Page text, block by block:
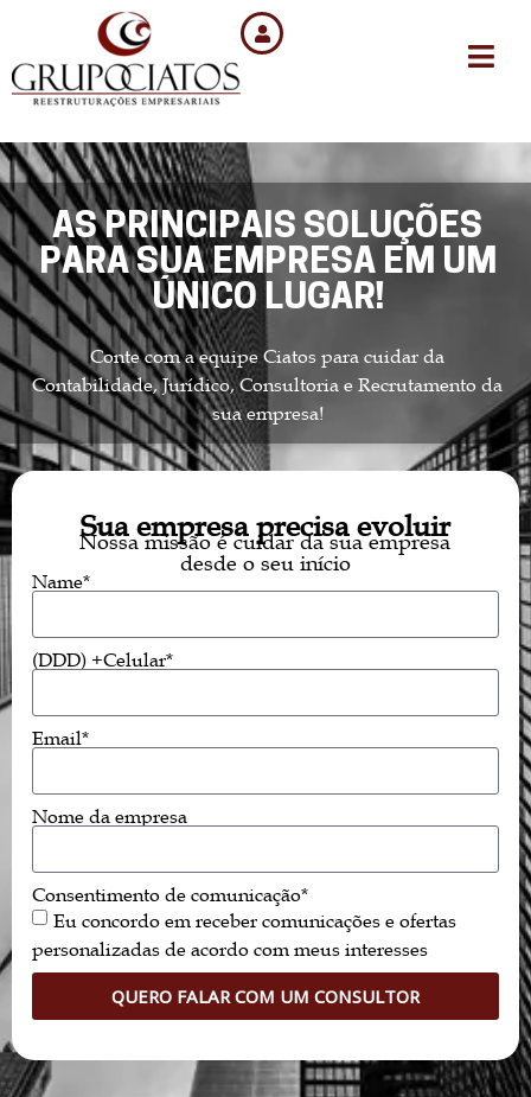
AS PRINCIPAIS SOLUÇÕES
PARA SUA EMPRESA EM UM
ÚNICO LUGAR!
Conte com a equipe Ciatos para cuidar da
Contabilidade, Jurídico, Consultoria e Recrutamento da
sua empresa!
Sua empresa precisa evoluir
Nossa missão é cuidar da sua empresa
desde o seu início
Name*
(DDD) +Celular*
Email*
Nome da empresa
Consentimento de comunicação*
Eu concordo em receber comunicações e ofertas
personalizadas de acordo com meus interesses
QUERO FALAR COM UM CONSULTOR